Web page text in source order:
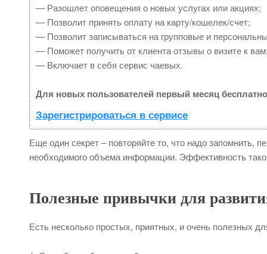
— Разошлет оповещения о новых услугах или акциях;
— Позволит принять оплату на карту/кошелек/счет;
— Позволит записываться на групповые и
— Поможет получить от клиента отзывы о визите к
— Включает в себя сервис чаевых.
Для новых пользователей первый месяц
Зарегистрироваться в сервисе
Еще один секрет – повторяйте то, что надо запомнить,
необходимого объема информации. Эффективность
Полезные привычки для
Есть несколько простых, приятных, и очень полезных